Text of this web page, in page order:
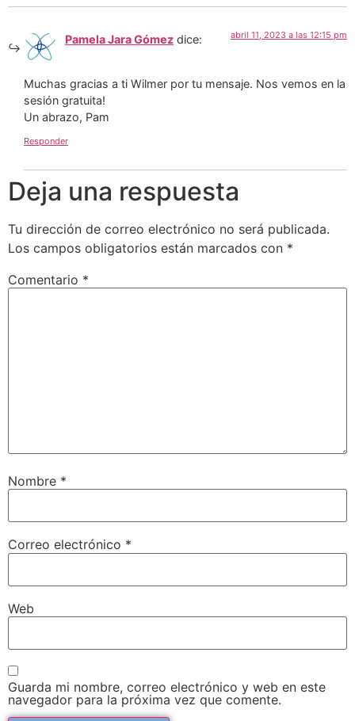
Pamela Jara Gómez dice: abril 11, 2023 a las 12:15 pm
Muchas gracias a ti Wilmer por tu mensaje. Nos vemos en la
sesión gratuita!
Un abrazo, Pam
Responder
Deja una respuesta
Tu dirección de correo electrónico no será publicada.
Los campos obligatorios están marcados con *
Comentario *
Nombre *
Correo electrónico *
Web
Guarda mi nombre, correo electrónico y web en este
navegador para la próxima vez que comente.